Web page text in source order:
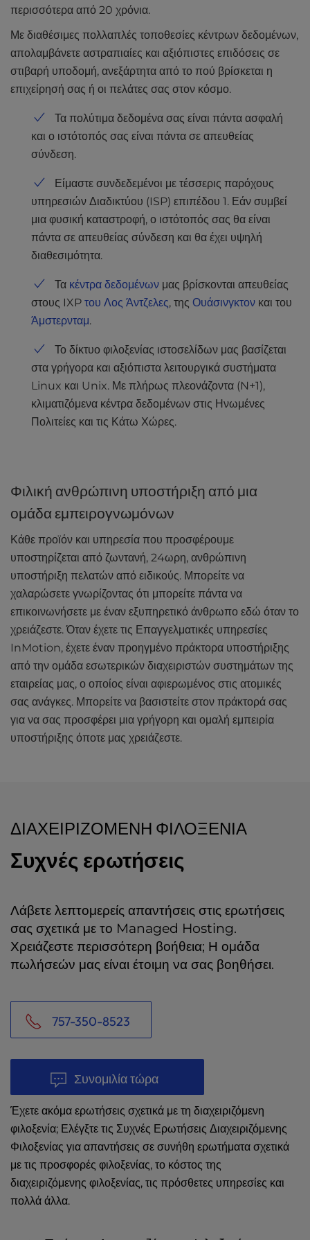
περισσότερα από 20 χρόνια.
Με διαθέσιμες πολλαπλές τοποθεσίες κέντρων δεδομένων,
απολαμβάνετε αστραπιαίες και αξιόπιστες επιδόσεις σε
στιβαρή υποδομή, ανεξάρτητα από το πού βρίσκεται η
επιχείρησή σας ή οι πελάτες σας στον κόσμο.
Τα πολύτιμα δεδομένα σας είναι πάντα ασφαλή
και ο ιστότοπός σας είναι πάντα σε απευθείας
σύνδεση.
Είμαστε συνδεδεμένοι με τέσσερις παρόχους
υπηρεσιών Διαδικτύου (ISP) επιπέδου 1. Εάν συμβεί
μια φυσική καταστροφή, ο ιστότοπός σας θα είναι
πάντα σε απευθείας σύνδεση και θα έχει υψηλή
διαθεσιμότητα.
Τα κέντρα δεδομένων μας βρίσκονται απευθείας
στους IXP του Λος Άντζελες, της Ουάσινγκτον και του
Άμστερνταμ.
Το δίκτυο φιλοξενίας ιστοσελίδων μας βασίζεται
στα γρήγορα και αξιόπιστα λειτουργικά συστήματα
Linux και Unix. Με πλήρως πλεονάζοντα (N+1),
κλιματιζόμενα κέντρα δεδομένων στις Ηνωμένες
Πολιτείες και τις Κάτω Χώρες.
Φιλική ανθρώπινη υποστήριξη από μια
ομάδα εμπειρογνωμόνων
Κάθε προϊόν και υπηρεσία που προσφέρουμε
υποστηρίζεται από ζωντανή, 24ωρη, ανθρώπινη
υποστήριξη πελατών από ειδικούς. Μπορείτε να
χαλαρώσετε γνωρίζοντας ότι μπορείτε πάντα να
επικοινωνήσετε με έναν εξυπηρετικό άνθρωπο εδώ όταν το
χρειάζεστε. Όταν έχετε τις Επαγγελματικές υπηρεσίες
InMotion, έχετε έναν προηγμένο πράκτορα υποστήριξης
από την ομάδα εσωτερικών διαχειριστών συστημάτων της
εταιρείας μας, ο οποίος είναι αφιερωμένος στις ατομικές
σας ανάγκες. Μπορείτε να βασιστείτε στον πράκτορά σας
για να σας προσφέρει μια γρήγορη και ομαλή εμπειρία
υποστήριξης όποτε μας χρειάζεστε.
ΔΙΑΧΕΙΡΙΖΌΜΕΝΗ ΦΙΛΟΞΕΝΊΑ
Συχνές ερωτήσεις
Λάβετε λεπτομερείς απαντήσεις στις ερωτήσεις
σας σχετικά με το Managed Hosting.
Χρειάζεστε περισσότερη βοήθεια; Η ομάδα
πωλήσεών μας είναι έτοιμη να σας βοηθήσει.
757-350-8523
Συνομιλία τώρα
Έχετε ακόμα ερωτήσεις σχετικά με τη διαχειριζόμενη
φιλοξενία; Ελέγξτε τις Συχνές Ερωτήσεις Διαχειριζόμενης
Φιλοξενίας για απαντήσεις σε συνήθη ερωτήματα σχετικά
με τις προσφορές φιλοξενίας, το κόστος της
διαχειριζόμενης φιλοξενίας, τις πρόσθετες υπηρεσίες και
πολλά άλλα.